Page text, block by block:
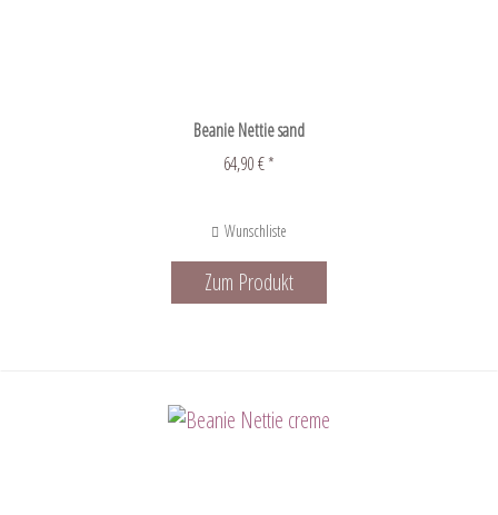
Beanie Nettie sand
64,90 € *
Wunschliste
Zum Produkt